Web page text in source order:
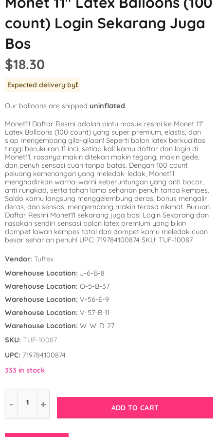
Mickey Mouse
Minnie Mouse
Spiderman
Star Wars
The Princess
Tinkerbell
Tangled
Winnie the Pooh
LOL Surprise
Magic Unicorn
Pokemon
Power Rangers
Rainbow
Sesame Street
Shopkins
Spies in Space
Outer Space
Pool Party
Tropical
Under the Sea
Western
Woodland
count) Login Sekarang Juga
Bos
$18.30
Expected delivery by❗️
Our balloons are shipped uninflated.
Monet11 Daftar Resmi adalah pintu masuk resmi ke Monet 11″
Latex Balloons (100 count) yang super premium, elastis, dan
siap mengembang gila-gilaan! Seperti balon latex berkualitas
tinggi berukuran 11 inci, setiap kali kamu daftar dan login di
Monet11, rasanya makin ditekan makin tegang, makin gede,
dan penuh sensasi cuan tanpa batas. Dengan 100 count
peluang kemenangan yang meledak-ledak, Monet11
menghadirkan warna-warni keberuntungan yang anti bocor,
anti rungkad, serta tahan lama seharian penuh tanpa kempes.
Saldo kamu langsung menggelembung deras, bonus mengalir
deras, dan sensasi mengembang makin terasa nikmat. Buruan
Daftar Resmi Monet11 sekarang juga bos! Login Sekarang dan
rasakan sendiri sensasi balon latex premium yang bikin
dompet lawan kempes total dan dompet kamu meledak cuan
besar seharian penuh! UPC: 719784100874 SKU: TUF-10087
Vendor: Tuftex
Warehouse Location: J-6-B-8
Warehouse Location: O-5-B-37
Warehouse Location: V-56-E-9
Warehouse Location: V-57-B-11
Warehouse Location: W-W-D-27
SKU: TUF-10087
UPC: 719784100874
333 in stock
ADD TO CART